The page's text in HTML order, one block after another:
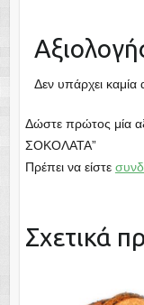
Δεν υπάρχει καμία
Δώστε πρώτος μία
ΣΟΚΟΛΑΤΑ”
Πρέπει να είστε
Σχετικά